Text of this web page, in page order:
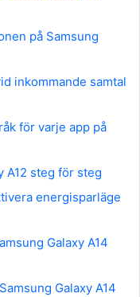
på Samsung
inkommande samtal
för varje app på
A12 steg för steg
energisparläge
Galaxy A14
Galaxy A14